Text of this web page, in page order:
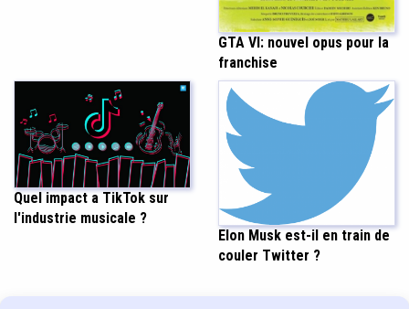
GTA VI: nouvel opus pour la
franchise
Quel impact a TikTok sur
l'industrie musicale ?
Elon Musk est-il en train de
couler Twitter ?